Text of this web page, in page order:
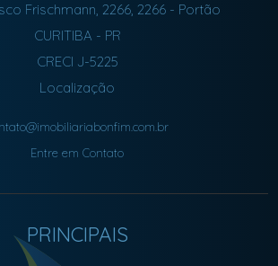
Frischmann, 2266, 2266 - Portão
CURITIBA - PR
CRECI J-5225
Localização
Entre em Contato
PRINCIPAIS